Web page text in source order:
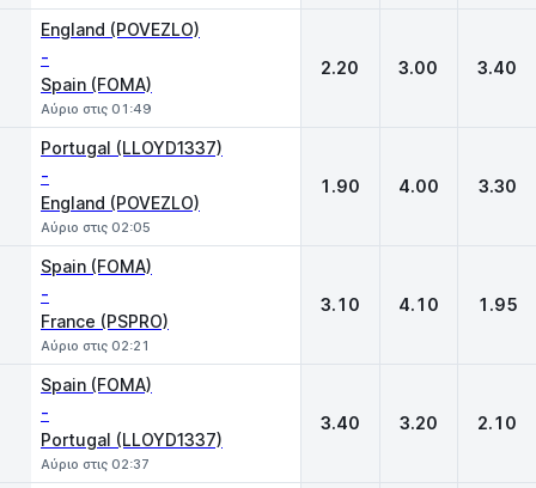
England (POVEZLO)
-
Spain (FOMA)
Αύριο στις 01:49
2.20 3.00 3.40
Portugal (LLOYD1337)
-
England (POVEZLO)
Αύριο στις 02:05
1.90 4.00 3.30
Spain (FOMA)
-
France (PSPRO)
Αύριο στις 02:21
3.10 4.10 1.95
Spain (FOMA)
-
Portugal (LLOYD1337)
Αύριο στις 02:37
3.40 3.20 2.10